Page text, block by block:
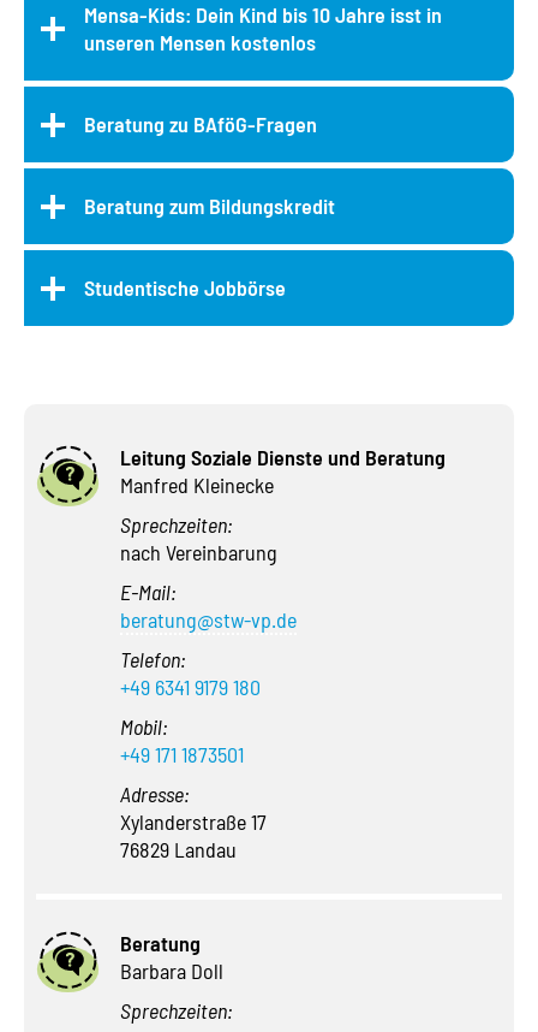
Mensa-Kids: Dein Kind bis 10 Jahre isst in
unseren Mensen kostenlos
Beratung zu BAföG-Fragen
Beratung zum Bildungskredit
Studentische Jobbörse
Leitung Soziale Dienste und Beratung
Manfred Kleinecke
Sprechzeiten:
nach Vereinbarung
E-Mail:
beratung@stw-vp.de
Telefon:
+49 6341 9179 180
Mobil:
+49 171 1873501
Adresse:
Xylanderstraße 17
76829 Landau
Beratung
Barbara Doll
Sprechzeiten: